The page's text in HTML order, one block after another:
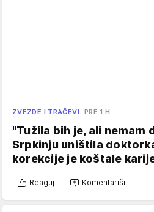
ZVEZDE I TRAČEVI PRE 1 H
"Tužila bih je, ali nemam
Srpkinju uništila
korekcije je koštale
Reaguj Komentariši